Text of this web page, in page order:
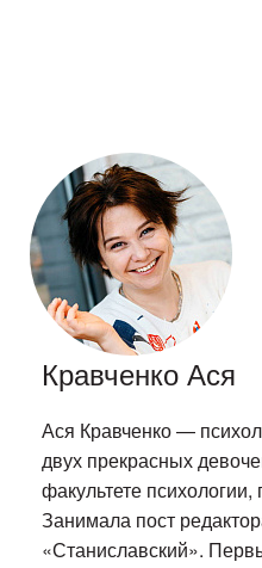
Кравченко Ася
Ася Кравченко —
двух прекрасных
факультете
Занимала пост
«Станиславский».